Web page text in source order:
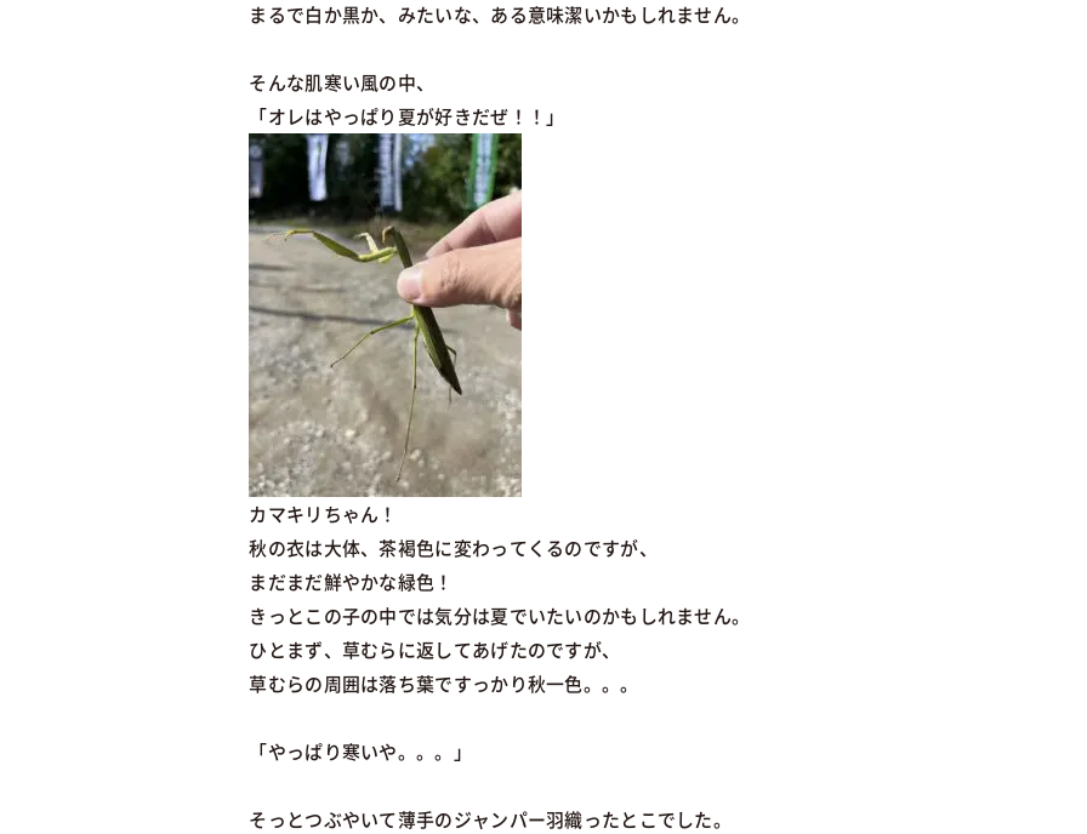
まるで白か黒か、みたいな、ある意味潔いかもしれません。
そんな肌寒い風の中、
「オレはやっぱり夏が好きだぜ！！」
カマキリちゃん！
秋の衣は大体、茶褐色に変わってくるのですが、
まだまだ鮮やかな緑色！
きっとこの子の中では気分は夏でいたいのかもしれません。
ひとまず、草むらに返してあげたのですが、
草むらの周囲は落ち葉ですっかり秋一色。。。
「やっぱり寒いや。。。」
そっとつぶやいて薄手のジャンパー羽織ったとこでした。